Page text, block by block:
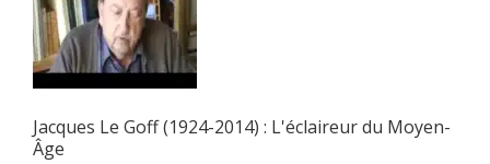
Jacques Le Goff (1924-2014) : L'éclaireur du Moyen-
Âge